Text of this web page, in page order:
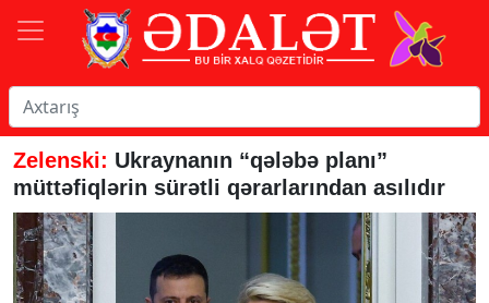
Zelenski: Ukraynanın “qələbə planı”
müttəfiqlərin sürətli qərarlarından asılıdır